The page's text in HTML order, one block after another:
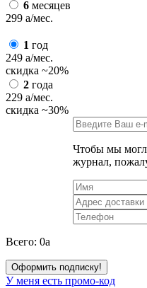
6 месяцев
299 a/мес.
1 год
249 a/мес.
скидка ~20%
2 года
229 a/мес.
скидка ~30%
Чтобы мы
журнал,
Всего: 0a
Оформить подписку!
У меня есть промо-код